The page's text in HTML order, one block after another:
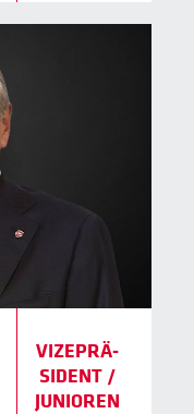
VIZEPRÄ­
SIDENT /
JUNIOREN